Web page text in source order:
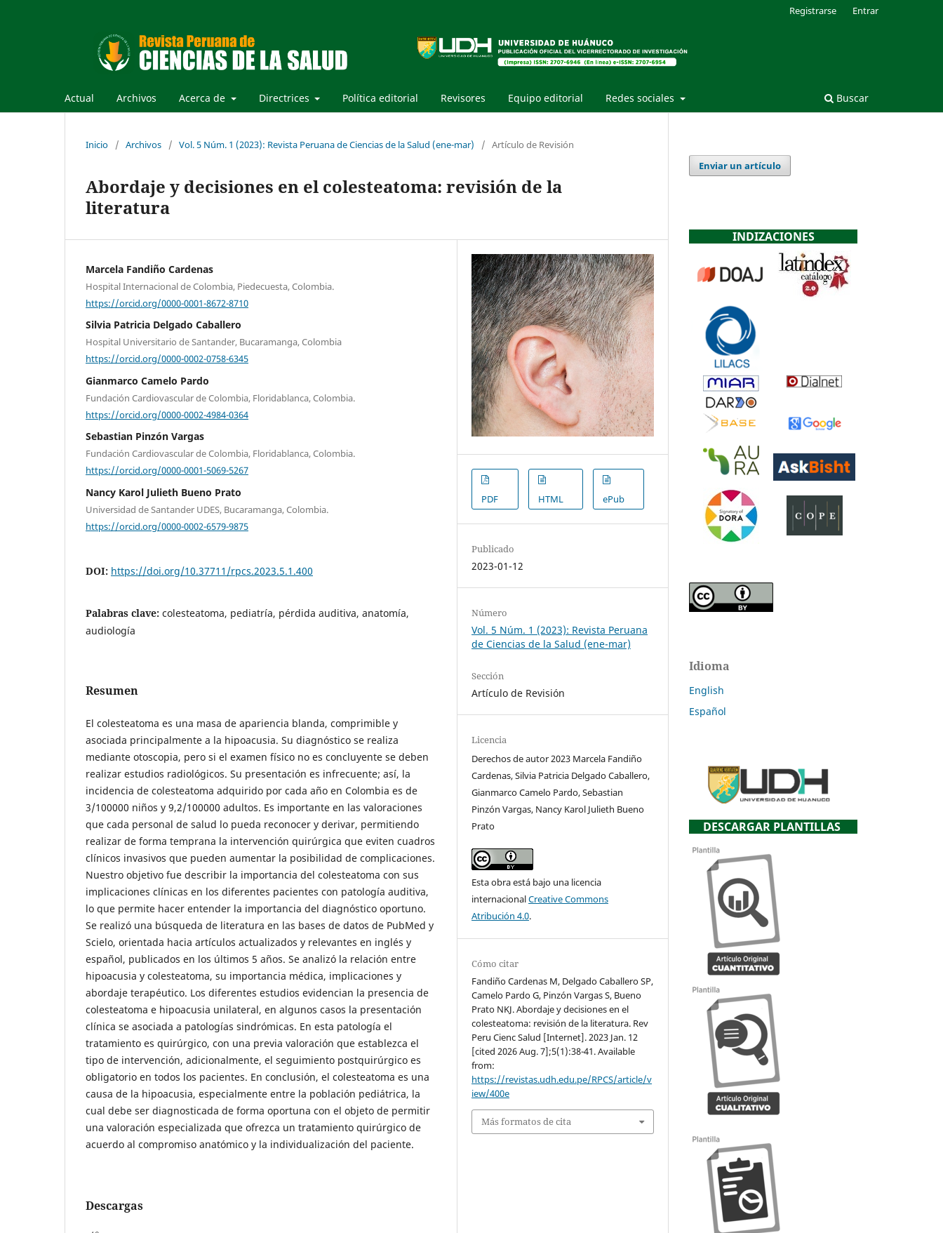
Actual Archivos Acerca de Directrices Política editorial Revisores Equipo editorial Redes sociales Buscar
Registrarse Entrar
Inicio / Archivos / Vol. 5 Núm. 1 (2023): Revista Peruana de Ciencias de la Salud (ene-mar) / Artículo de Revisión
Abordaje y decisiones en el colesteatoma: revisión de la
literatura
Marcela Fandiño Cardenas
Hospital Internacional de Colombia, Piedecuesta, Colombia.
https://orcid.org/0000-0001-8672-8710
Silvia Patricia Delgado Caballero
Hospital Universitario de Santander, Bucaramanga, Colombia
https://orcid.org/0000-0002-0758-6345
Gianmarco Camelo Pardo
Fundación Cardiovascular de Colombia, Floridablanca, Colombia.
https://orcid.org/0000-0002-4984-0364
Sebastian Pinzón Vargas
Fundación Cardiovascular de Colombia, Floridablanca, Colombia.
https://orcid.org/0000-0001-5069-5267
Nancy Karol Julieth Bueno Prato
Universidad de Santander UDES, Bucaramanga, Colombia.
https://orcid.org/0000-0002-6579-9875
DOI: https://doi.org/10.37711/rpcs.2023.5.1.400
Palabras clave: colesteatoma, pediatría, pérdida auditiva, anatomía,
audiología
Resumen
El colesteatoma es una masa de apariencia blanda, comprimible y
asociada principalmente a la hipoacusia. Su diagnóstico se realiza
mediante otoscopia, pero si el examen físico no es concluyente se deben
realizar estudios radiológicos. Su presentación es infrecuente; así, la
incidencia de colesteatoma adquirido por cada año en Colombia es de
3/100000 niños y 9,2/100000 adultos. Es importante en las valoraciones
que cada personal de salud lo pueda reconocer y derivar, permitiendo
realizar de forma temprana la intervención quirúrgica que eviten cuadros
clínicos invasivos que pueden aumentar la posibilidad de complicaciones.
Nuestro objetivo fue describir la importancia del colesteatoma con sus
implicaciones clínicas en los diferentes pacientes con patología auditiva,
lo que permite hacer entender la importancia del diagnóstico oportuno.
Se realizó una búsqueda de literatura en las bases de datos de PubMed y
Scielo, orientada hacia artículos actualizados y relevantes en inglés y
español, publicados en los últimos 5 años. Se analizó la relación entre
hipoacusia y colesteatoma, su importancia médica, implicaciones y
abordaje terapéutico. Los diferentes estudios evidencian la presencia de
colesteatoma e hipoacusia unilateral, en algunos casos la presentación
clínica se asociada a patologías sindrómicas. En esta patología el
tratamiento es quirúrgico, con una previa valoración que establezca el
tipo de intervención, adicionalmente, el seguimiento postquirúrgico es
obligatorio en todos los pacientes. En conclusión, el colesteatoma es una
causa de la hipoacusia, especialmente entre la población pediátrica, la
cual debe ser diagnosticada de forma oportuna con el objeto de permitir
una valoración especializada que ofrezca un tratamiento quirúrgico de
acuerdo al compromiso anatómico y la individualización del paciente.
Descargas
PDF HTML ePub
Publicado
2023-01-12
Número
Vol. 5 Núm. 1 (2023): Revista Peruana
de Ciencias de la Salud (ene-mar)
Sección
Artículo de Revisión
Licencia
Derechos de autor 2023 Marcela Fandiño
Cardenas, Silvia Patricia Delgado Caballero,
Gianmarco Camelo Pardo, Sebastian
Pinzón Vargas, Nancy Karol Julieth Bueno
Prato
Esta obra está bajo una licencia
internacionalCreative Commons
Atribución 4.0.
Cómo citar
Fandiño Cardenas M, Delgado Caballero SP,
Camelo Pardo G, Pinzón Vargas S, Bueno
Prato NKJ. Abordaje y decisiones en el
colesteatoma: revisión de la literatura. Rev
Peru Cienc Salud [Internet]. 2023 Jan. 12
[cited 2026 Aug. 7];5(1):38-41. Available
from:
https://revistas.udh.edu.pe/RPCS/article/v
iew/400e
Más formatos de cita
Enviar un artículo
INDIZACIONES
Idioma
English
Español
DESCARGAR PLANTILLAS